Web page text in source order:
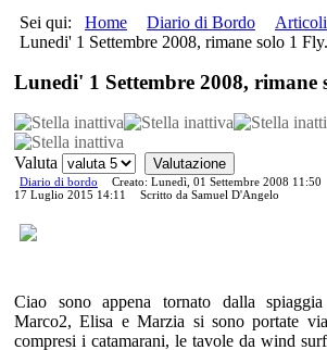
Sei qui: Home Diario di Bordo
Lunedi' 1 Settembre 2008, rimane solo 1
Lunedi' 1 Settembre 2008, rimane
Valuta
Diario di bordo Creato: Lunedì, 01 Settembre 2008 11:50
17 Luglio 2015 14:11
Scritto da Samuel D'Angelo
Ciao sono appena tornato dalla
Marco2, Elisa e Marzia si sono portate
compresi i catamarani, le tavole da wind